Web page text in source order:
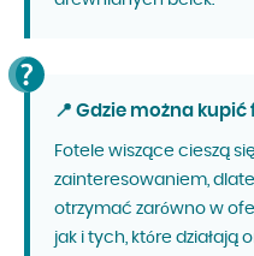
📍 Gdzie można
Fotele wiszące cieszą
zainteresowaniem,
otrzymać zarówno w
jak i tych, które działają